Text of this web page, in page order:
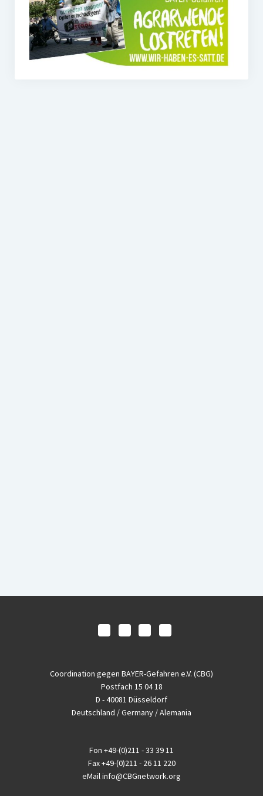
Coordination gegen BAYER-Gefahren e.V. (CBG)
Postfach 15 04 18
D - 40081 Düsseldorf
Deutschland / Germany / Alemania
Fon +49-(0)211 - 33 39 11
Fax+49-(0)211 - 26 11 220
eMailinfo@CBGnetwork.org